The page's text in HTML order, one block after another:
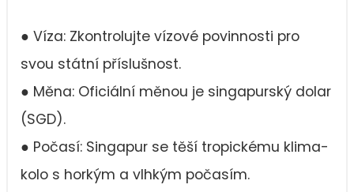
● Víza: Zkontrolujte vízové povinnosti pro
svou státní příslušnost.
● Měna: Oficiální měnou je singapurský dolar
(SGD).
● Počasí: Singapur se těší tropickému klima-
kolo s horkým a vlhkým počasím.